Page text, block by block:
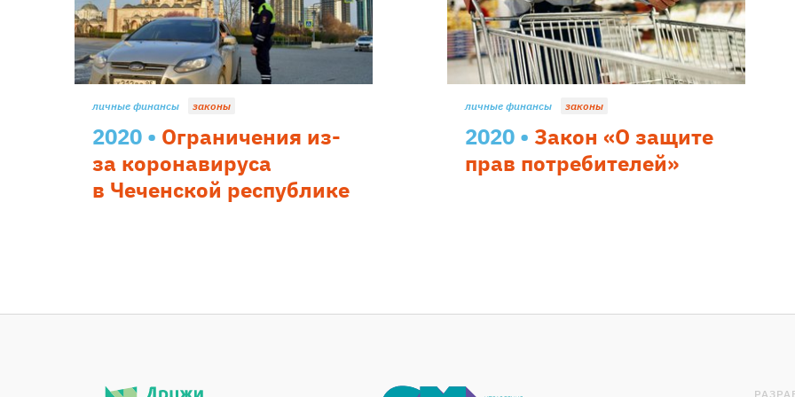
личные финансы законы
2020
Ограничения из-
за коронавируса
в Чеченской республике
личные финансы законы
2020
Закон «О защите
прав потребителей»